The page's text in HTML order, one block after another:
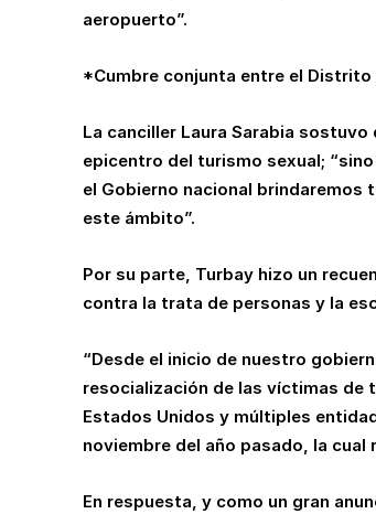
aeropuerto”.
*Cumbre conjunta entre el
La canciller Laura Sarabia
epicentro del turismo sexual;
el Gobierno nacional brindaremos
este ámbito”.
Por su parte, Turbay hizo un
contra la trata de personas y la
“Desde el inicio de nuestro
resocialización de las víctimas de
Estados Unidos y múltiples
noviembre del año pasado, la
En respuesta, y como un gran